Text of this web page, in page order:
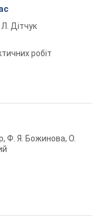
Л. Дітчук
робіт
Ф. Я. Божинова, О.